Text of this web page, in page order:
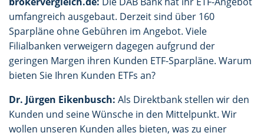
umfangreich ausgebaut. Derzeit sind über 160
Sparpläne ohne Gebühren im Angebot. Viele
Filialbanken verweigern dagegen aufgrund der
geringen Margen ihren Kunden ETF-Sparpläne. Warum
bieten Sie Ihren Kunden ETFs an?
Dr. Jürgen Eikenbusch: Als Direktbank stellen wir den
Kunden und seine Wünsche in den Mittelpunkt. Wir
wollen unseren Kunden alles bieten, was zu einer